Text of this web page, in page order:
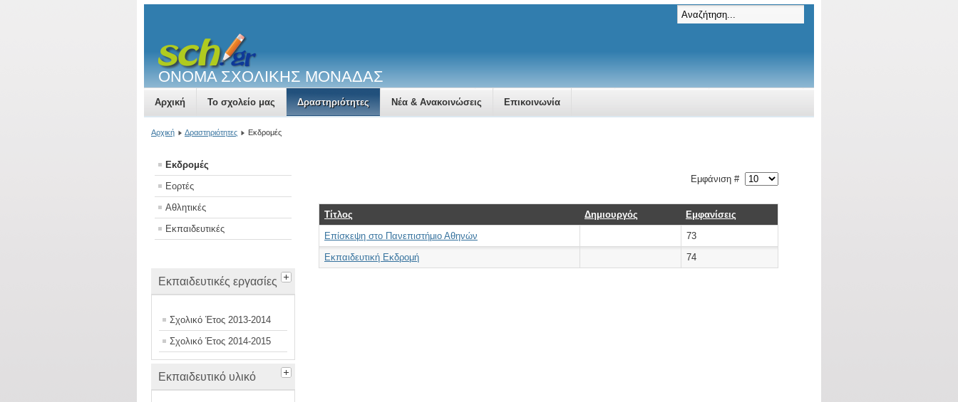
ΟΝΟΜΑ ΣΧΟΛΙΚΗΣ ΜΟΝΑΔΑΣ
Αρχική Το σχολείο μας Δραστηριότητες Νέα & Ανακοινώσεις Επικοινωνία
Αρχική Δραστηριότητες Εκδρομές
Εκδρομές
Εορτές
Αθλητικές
Εκπαιδευτικές
Εκπαιδευτικές εργασίες
Σχολικό Έτος 2013-2014
Σχολικό Έτος 2014-2015
Εκπαιδευτικό υλικό
Εμφάνιση #
Τίτλος Δημιουργός
Εμφανίσεις
Επίσκεψη στο Πανεπιστήμιο Αθηνών
73
Εκπαιδευτική Εκδρομή
74